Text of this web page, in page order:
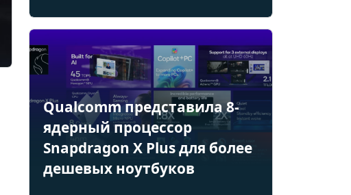
Qualcomm представила 8-
ядерный процессор
Snapdragon X Plus для более
дешевых ноутбуков